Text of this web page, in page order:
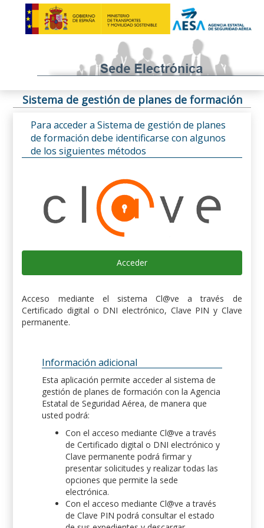
Sistema de gestión de planes de formación
Para acceder a Sistema de gestión de planes
de formación debe identificarse con algunos
de los siguientes métodos
Acceder
Acceso mediante el sistema Cl@ve a través de
Certificado digital o DNI electrónico, Clave PIN y Clave
permanente.
Información adicional
Esta aplicación permite acceder al sistema de
gestión de planes de formación con la Agencia
Estatal de Seguridad Aérea, de manera que
usted podrá:
Con el acceso mediante Cl@ve a través
de Certificado digital o DNI electrónico y
Clave permanente podrá firmar y
presentar solicitudes y realizar todas las
opciones que permite la sede
electrónica.
Con el acceso mediante Cl@ve a través
de Clave PIN podrá consultar el estado